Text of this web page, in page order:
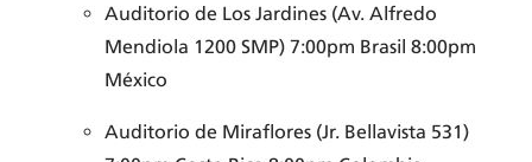
Auditorio de Los Jardines (Av. Alfredo
Mendiola 1200 SMP) 7:00pm Brasil 8:00pm
México
Auditorio de Miraflores (Jr. Bellavista 531)